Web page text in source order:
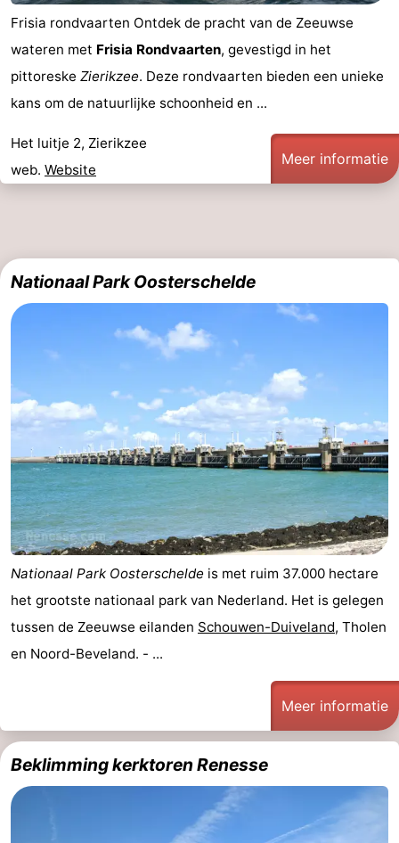
Frisia rondvaarten Ontdek de pracht van de Zeeuwse
wateren met Frisia Rondvaarten, gevestigd in het
pittoreske Zierikzee. Deze rondvaarten bieden een unieke
kans om de natuurlijke schoonheid en ...
Het luitje 2, Zierikzee
web. Website
Meer informatie
Nationaal Park Oosterschelde
Nationaal Park Oosterschelde is met ruim 37.000 hectare
het grootste nationaal park van Nederland. Het is gelegen
tussen de Zeeuwse eilanden Schouwen-Duiveland, Tholen
en Noord-Beveland. - ...
Meer informatie
Beklimming kerktoren Renesse